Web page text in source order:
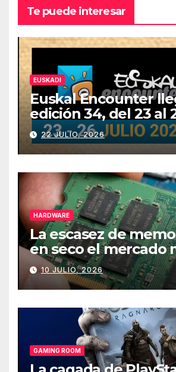
Te puede interesar
EUSKADI
Euskal Encounter
edición 34, del 23 al
julio
22 JULIO, 2026
HARDWARE
La escasez de
en seco el mercado
de PCs
10 JULIO, 2026
GAMING ROOM